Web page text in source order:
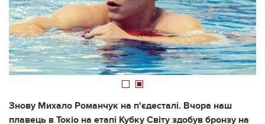
1 2
Знову Михало Романчук на п'єдесталі. Вчора наш
плавець в Токіо на етапі Кубку Світу здобув бронзу на